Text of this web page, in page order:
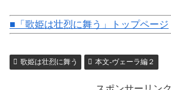
■「歌姫は壮烈に舞う」トップページ
歌姫は壮烈に舞う 本文-ヴェーラ編２